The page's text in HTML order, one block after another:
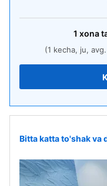
1 xona
(1 kecha, ju,
Bitta katta to'shak va